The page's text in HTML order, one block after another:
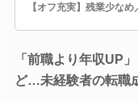
【オフ充実】残業少な
「前職より年収UP
ど…未経験者の転職